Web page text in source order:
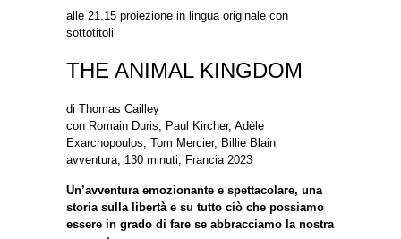
alle 21.15 proiezione in lingua originale con
sottotitoli
THE ANIMAL KINGDOM
di Thomas Cailley
con Romain Duris, Paul Kircher, Adèle
Exarchopoulos, Tom Mercier, Billie Blain
avventura, 130 minuti, Francia 2023
Un’avventura emozionante e spettacolare, una
storia sulla libertà e su tutto ciò che possiamo
essere in grado di fare se abbracciamo la nostra